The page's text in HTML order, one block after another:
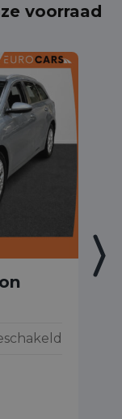
voorraad